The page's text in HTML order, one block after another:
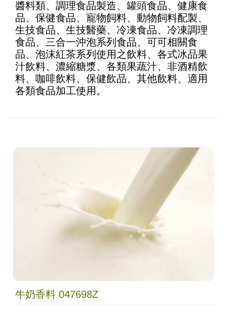
醬料類、調理食品製造、罐頭食品、健康食
品、保健食品、寵物飼料、動物飼料配製、
生技食品、生技醫藥、冷凍食品、冷凍調理
食品、三合一沖泡系列食品、可可相關食
品、泡沫紅茶系列使用之飲料、各式冰品果
汁飲料、濃縮糖漿、各類果蔬汁、非酒精飲
料、咖啡飲料、保健飲品、其他飲料、適用
各類食品加工使用。
牛奶香料 047698Z